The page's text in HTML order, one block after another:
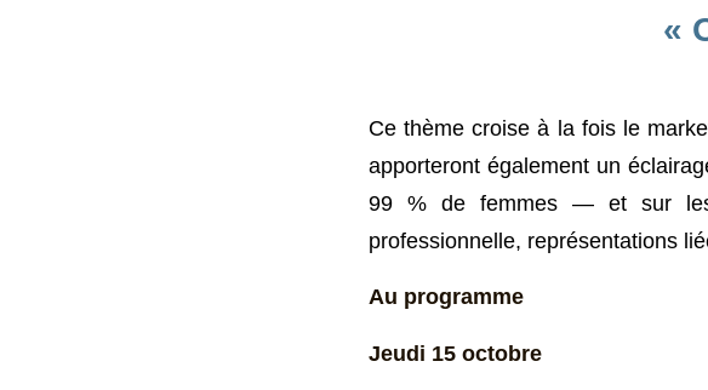
«
Ce thème croise à la fois le
apporteront également un
99 % de femmes — et sur les
professionnelle, représentations
Au programme
Jeudi 15 octobre